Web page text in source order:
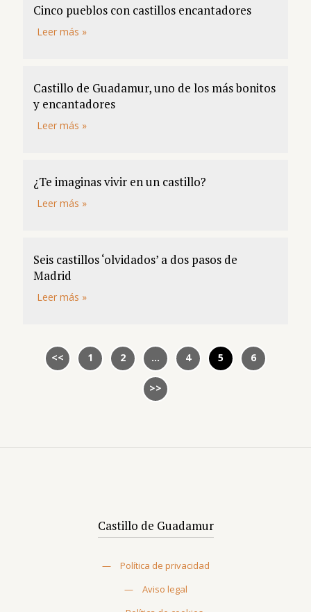
Cinco pueblos con castillos encantadores
Leer más »
Castillo de Guadamur, uno de los más bonitos
y encantadores
Leer más »
¿Te imaginas vivir en un castillo?
Leer más »
Seis castillos ‘olvidados’ a dos pasos de
Madrid
Leer más »
1 2 … 4 5 6
Castillo de Guadamur
—
Política de privacidad
—
Aviso legal